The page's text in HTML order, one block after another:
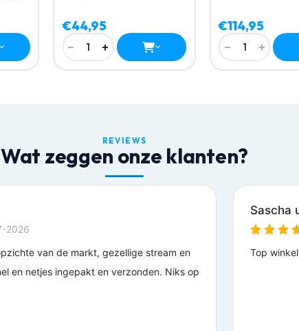
€44,95
−
1 +
€114,95
−
1 +
REVIEWS
Wat zeggen onze klanten?